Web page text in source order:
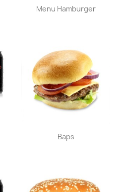
Aperçu rapide
Menu Hamburger
Aperçu rapide
Baps